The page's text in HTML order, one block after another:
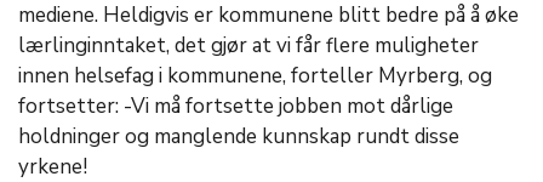
mediene. Heldigvis er kommunene blitt bedre på å øke
lærlinginntaket, det gjør at vi får flere muligheter
innen helsefag i kommunene, forteller Myrberg, og
fortsetter: -Vi må fortsette jobben mot dårlige
holdninger og manglende kunnskap rundt disse
yrkene!